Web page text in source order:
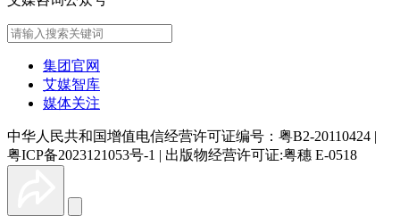
集团官网
艾媒智库
媒体关注
中华人民共和国增值电信经营许可证编号：粤B2-20110424 |
粤ICP备2023121053号-1 | 出版物经营许可证:粤穗 E-0518